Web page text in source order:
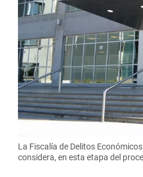
La Fiscalía de Delitos
considera, en esta etapa del